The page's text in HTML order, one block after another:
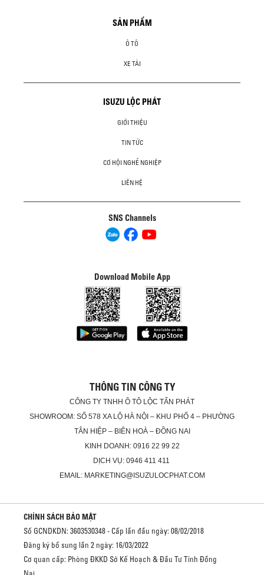
SẢN PHẨM
Ô TÔ
XE TẢI
ISUZU LỘC PHÁT
GIỚI THIỆU
TIN TỨC
CƠ HỘI NGHỀ NGHIỆP
LIÊN HỆ
SNS Channels
Download Mobile App
THÔNG TIN CÔNG TY
CÔNG TY TNHH Ô TÔ LỘC TẤN PHÁT
SHOWROOM: SỐ 578 XA LỘ HÀ NỘI – KHU PHỐ 4 – PHƯỜNG
TÂN HIỆP – BIÊN HOÀ – ĐỒNG NAI
KINH DOANH: 0916 22 99 22
DỊCH VỤ: 0946 411 411
EMAIL: MARKETING@ISUZULOCPHAT.COM
CHÍNH SÁCH BẢO MẬT
Số GCNDKDN: 3603530348 - Cấp lần đầu ngày: 08/02/2018
Đăng ký bổ sung lần 2 ngày: 16/03/2022
Cơ quan cấp: Phòng ĐKKD Sở Kế Hoạch & Đầu Tư Tỉnh Đồng